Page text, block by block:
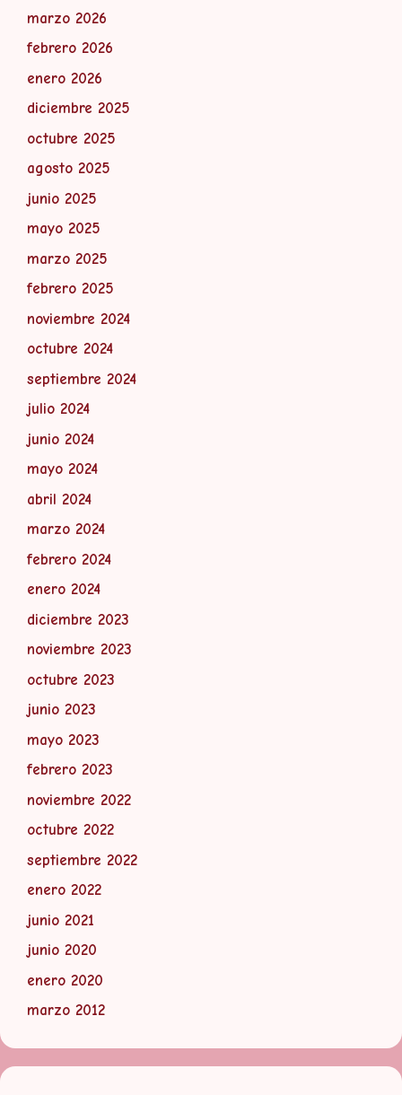
marzo 2026
febrero 2026
enero 2026
diciembre 2025
octubre 2025
agosto 2025
junio 2025
mayo 2025
marzo 2025
febrero 2025
noviembre 2024
octubre 2024
septiembre 2024
julio 2024
junio 2024
mayo 2024
abril 2024
marzo 2024
febrero 2024
enero 2024
diciembre 2023
noviembre 2023
octubre 2023
junio 2023
mayo 2023
febrero 2023
noviembre 2022
octubre 2022
septiembre 2022
enero 2022
junio 2021
junio 2020
enero 2020
marzo 2012